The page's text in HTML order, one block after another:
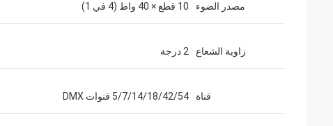
مصدر الضوء 10 قطع × 40 واط (4 في 1)
زاوية الشعاع 2 درجة
قناة 5/7/14/18/42/54 قنوات DMX